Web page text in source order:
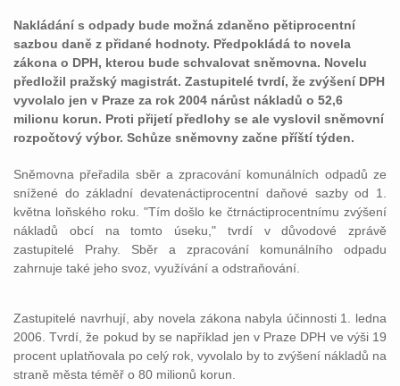
Nakládání s odpady bude možná zdaněno pětiprocentní
sazbou daně z přidané hodnoty. Předpokládá to novela
zákona o DPH, kterou bude schvalovat sněmovna. Novelu
předložil pražský magistrát. Zastupitelé tvrdí, že zvýšení DPH
vyvolalo jen v Praze za rok 2004 nárůst nákladů o 52,6
milionu korun. Proti přijetí předlohy se ale vyslovil sněmovní
rozpočtový výbor. Schůze sněmovny začne příští týden.
Sněmovna přeřadila sběr a zpracování komunálních odpadů ze
snížené do základní devatenáctiprocentní daňové sazby od 1.
května loňského roku. "Tím došlo ke čtrnáctiprocentnímu zvýšení
nákladů obcí na tomto úseku," tvrdí v důvodové zprávě
zastupitelé Prahy. Sběr a zpracování komunálního odpadu
zahrnuje také jeho svoz, využívání a odstraňování.
Zastupitelé navrhují, aby novela zákona nabyla účinnosti 1. ledna
2006. Tvrdí, že pokud by se například jen v Praze DPH ve výši 19
procent uplatňovala po celý rok, vyvolalo by to zvýšení nákladů na
straně města téměř o 80 milionů korun.